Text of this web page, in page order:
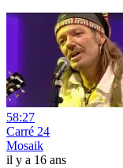
58:27
Carré 24
Mosaik
il y a 16 ans